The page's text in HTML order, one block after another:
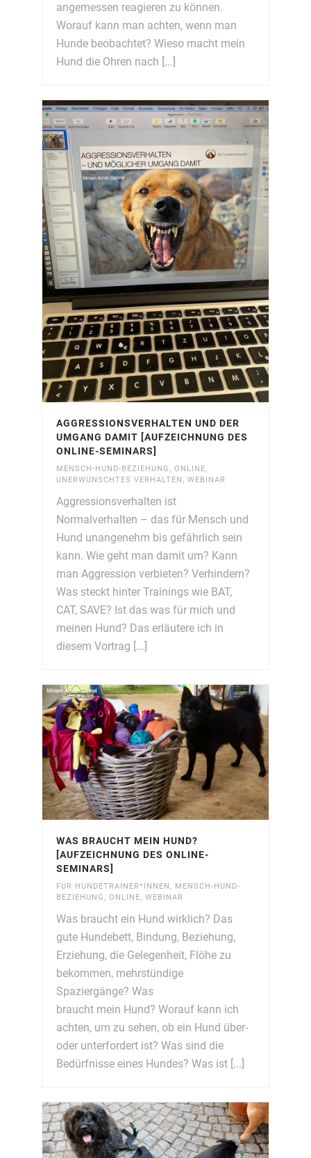
angemessen reagieren zu können.
Worauf kann man achten, wenn man
Hunde beobachtet? Wieso macht mein
Hund die Ohren nach [...]
AGGRESSIONSVERHALTEN UND DER
UMGANG DAMIT [AUFZEICHNUNG DES
ONLINE-SEMINARS]
MENSCH-HUND-BEZIEHUNG, ONLINE,
UNERWÜNSCHTES VERHALTEN , WEBINAR
Aggressionsverhalten ist
Normalverhalten – das für Mensch und
Hund unangenehm bis gefährlich sein
kann. Wie geht man damit um? Kann
man Aggression verbieten? Verhindern?
Was steckt hinter Trainings wie BAT,
CAT, SAVE? Ist das was für mich und
meinen Hund? Das erläutere ich in
diesem Vortrag [...]
WAS BRAUCHT MEIN HUND?
[AUFZEICHNUNG DES ONLINE-
SEMINARS]
FÜR HUNDETRAINER*INNEN , MENSCH-HUND-
BEZIEHUNG, ONLINE, WEBINAR
Was braucht ein Hund wirklich? Das
gute Hundebett, Bindung, Beziehung,
Erziehung, die Gelegenheit, Flöhe zu
bekommen, mehrstündige
Spaziergänge? Was
braucht mein Hund? Worauf kann ich
achten, um zu sehen, ob ein Hund über-
oder unterfordert ist? Was sind die
Bedürfnisse eines Hundes? Was ist [...]